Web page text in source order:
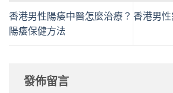
香港男性陽痿中醫怎麼治療？
陽痿保健方法
香港男
發佈留言